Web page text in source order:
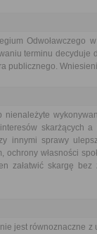
terminu decyduje
skarżących a
innymi sprawy
własności
załatwić skargę
jest równoznaczne